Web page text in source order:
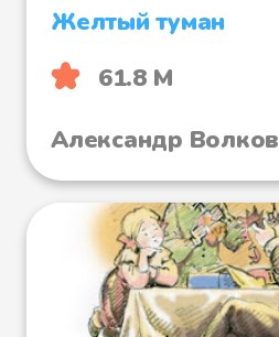
Желтый туман
61.8 М
Александр Волков